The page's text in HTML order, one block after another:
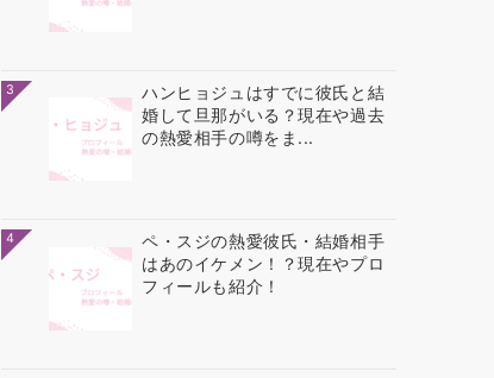
3
ハンヒョジュはすでに彼氏と結
婚して旦那がいる？現在や過去
の熱愛相手の噂をま...
4
ペ・スジの熱愛彼氏・結婚相手
はあのイケメン！？現在やプロ
フィールも紹介！